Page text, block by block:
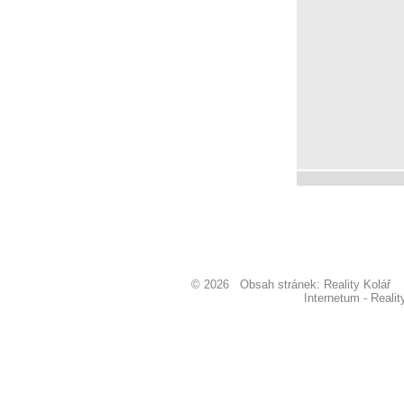
© 2026 Obsah stránek: Reality
Internetum -